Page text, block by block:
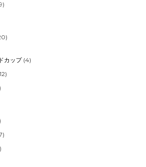
カップ(4)